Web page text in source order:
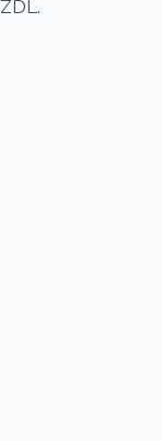
ZDL.